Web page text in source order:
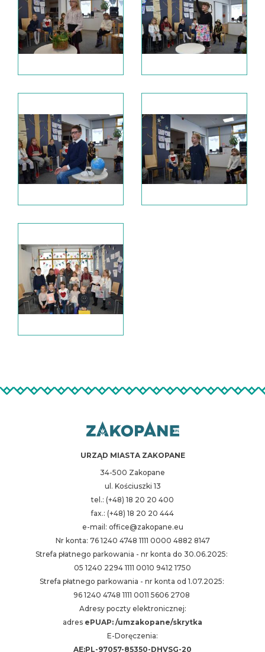
URZĄD MIASTA ZAKOPANE
34-500 Zakopane
ul. Kościuszki 13
tel.: (+48) 18 20 20 400
fax.: (+48) 18 20 20 444
e-mail: office@zakopane.eu
Nr konta: 76 1240 4748 1111 0000 4882 8147
Strefa płatnego parkowania - nr konta do 30.06.2025:
05 1240 2294 1111 0010 9412 1750
Strefa płatnego parkowania - nr konta od 1.07.2025:
96 1240 4748 1111 0011 5606 2708
Adresy poczty elektronicznej:
adres ePUAP: /umzakopane/skrytka
E-Doręczenia:
AE:PL-97057-85350-DHVSG-20